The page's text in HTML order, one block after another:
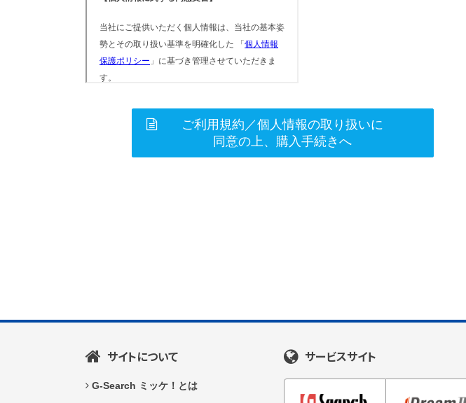
ご利用規約／個人情報の取り扱いに
同意の上、購入手続きへ
サイトについて
G-Search ミッケ！とは
サービスサイト